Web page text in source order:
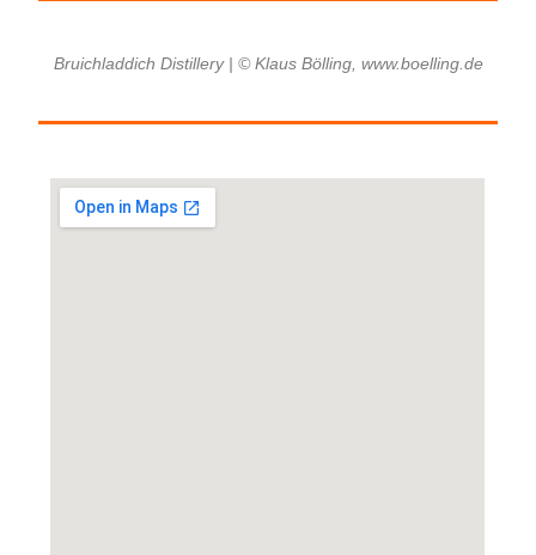
Bruichladdich Distillery | © Klaus Bölling, www.boelling.de